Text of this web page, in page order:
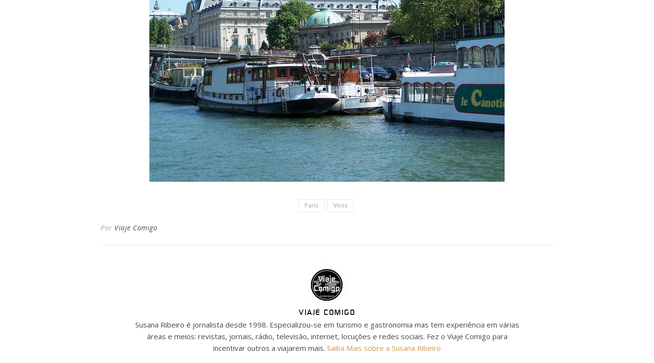
Paris Voos
Por Viaje Comigo
VIAJE COMIGO
Susana Ribeiro é jornalista desde 1998. Especializou-se em turismo e gastronomia mas tem experiência em várias
áreas e meios: revistas, jornais, rádio, televisão, internet, locuções e redes sociais. Fez o Viaje Comigo para
incentivar outros a viajarem mais. Saiba Mais sobre a Susana Ribeiro